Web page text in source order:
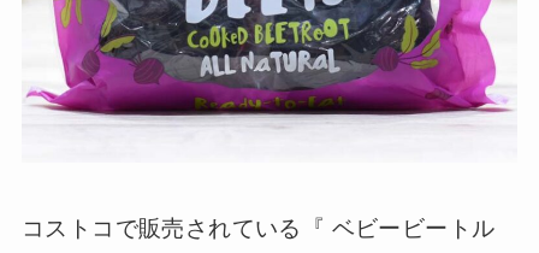
コストコで販売されている『 ベビービートル